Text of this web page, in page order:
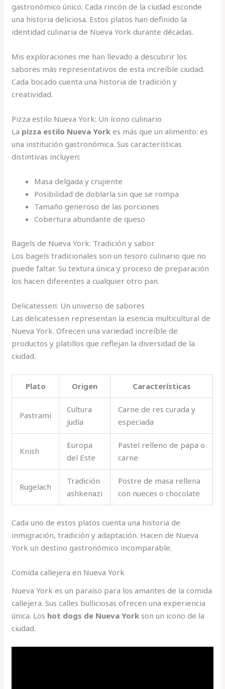
gastronómico único. Cada rincón de la ciudad esconde
una historia deliciosa. Estos platos han definido la
identidad culinaria de Nueva York durante décadas.
Mis exploraciones me han llevado a descubrir los
sabores más representativos de esta increíble ciudad.
Cada bocado cuenta una historia de tradición y
creatividad.
Pizza estilo Nueva York: Un ícono culinario
La pizza estilo Nueva York es más que un alimento: es
una institución gastronómica. Sus características
distintivas incluyen:
Masa delgada y crujiente
Posibilidad de doblarla sin que se rompa
Tamaño generoso de las porciones
Cobertura abundante de queso
Bagels de Nueva York: Tradición y sabor
Los bagels tradicionales son un tesoro culinario que no
puede faltar. Su textura única y proceso de preparación
los hacen diferentes a cualquier otro pan.
Delicatessen: Un universo de sabores
Las delicatessen representan la esencia multicultural de
Nueva York. Ofrecen una variedad increíble de
productos y platillos que reflejan la diversidad de la
ciudad.
Plato Origen Características
Pastrami
Cultura
judía
Carne de res curada y
especiada
Knish
Europa
del Este
Pastel relleno de papa o
carne
Rugelach
Tradición
ashkenazi
Postre de masa rellena
con nueces o chocolate
Cada uno de estos platos cuenta una historia de
inmigración, tradición y adaptación. Hacen de Nueva
York un destino gastronómico incomparable.
Comida callejera en Nueva York
Nueva York es un paraíso para los amantes de la comida
callejera. Sus calles bulliciosas ofrecen una experiencia
única. Los hot dogs de Nueva York son un icono de la
ciudad.